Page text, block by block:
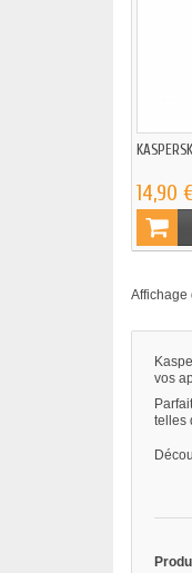
14,90
Affichage
vos
telles